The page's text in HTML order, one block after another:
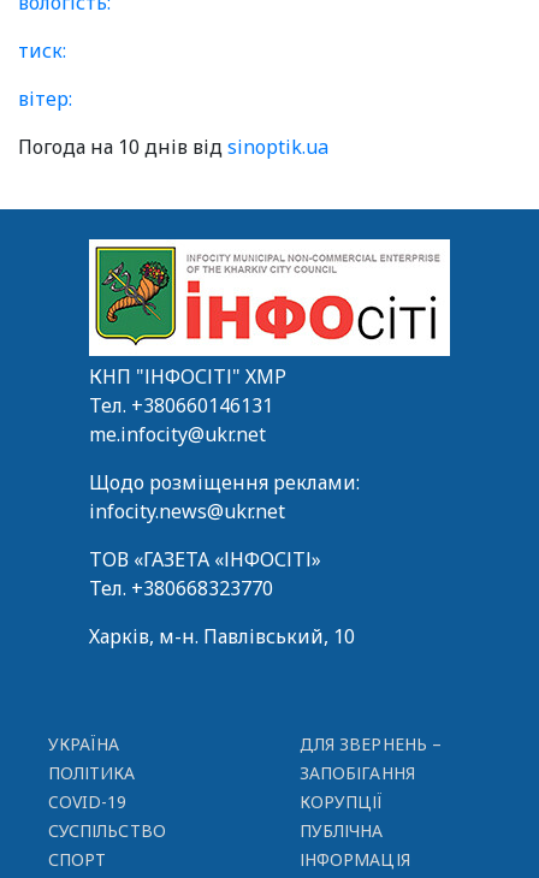
тиск:
вітер:
Погода на 10 днів відsinoptik.ua
КНП "ІНФОСІТІ" ХМР
Тел. +380660146131
me.infocity@ukr.net
Щодо розміщення реклами:
infocity.news@ukr.net
ТОВ «ГАЗЕТА «ІНФОСІТІ»
Тел. +380668323770
Харків, м-н. Павлівський, 10
УКРАЇНА
ПОЛІТИКА
COVID-19
СУСПІЛЬСТВО
СПОРТ
ДЛЯ ЗВЕРНЕНЬ –
ЗАПОБІГАННЯ
КОРУПЦІЇ
ПУБЛІЧНА
ІНФОРМАЦІЯ